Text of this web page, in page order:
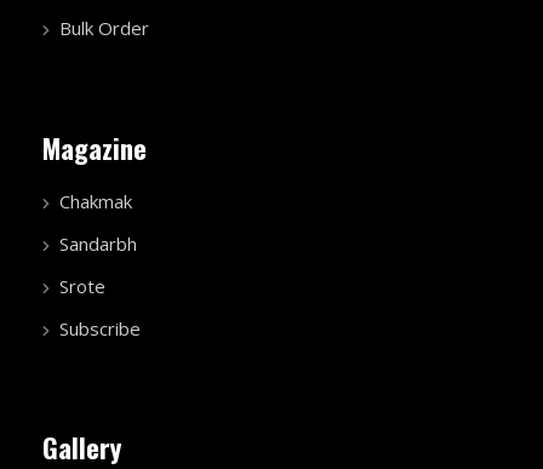
Bulk Order
Magazine
Chakmak
Sandarbh
Srote
Subscribe
Gallery